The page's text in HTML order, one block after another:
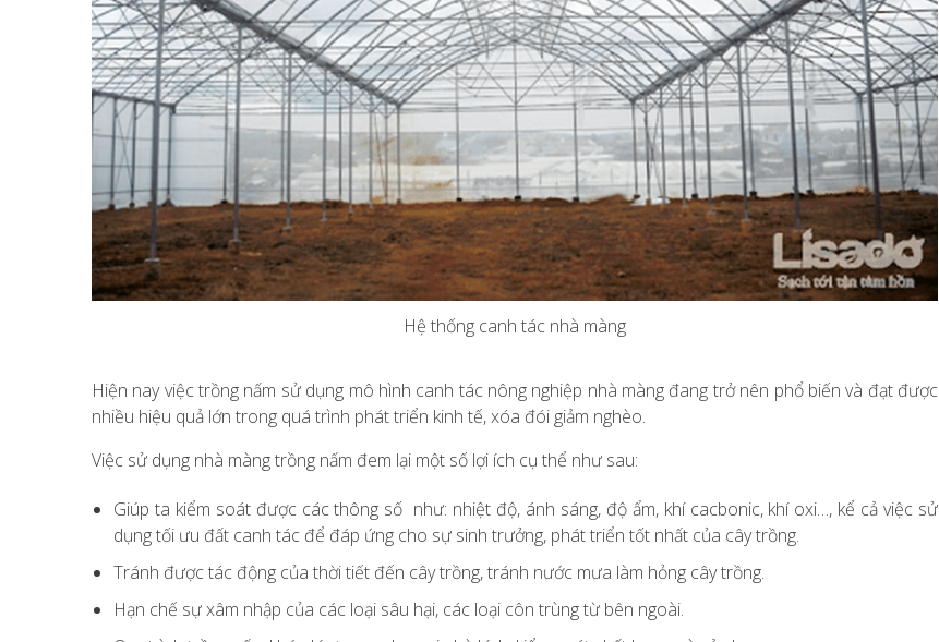
Hệ thống canh tác nhà màng
Hiện nay việc trồng nấm sử dụng mô hình canh tác nông nghiệp nhà màng đang trở nên phổ biến và đạt được
nhiều hiệu quả lớn trong quá trình phát triển kinh tế, xóa đói giảm nghèo.
Việc sử dụng nhà màng trồng nấm đem lại một số lợi ích cụ thể như sau:
Giúp ta kiểm soát được các thông số như: nhiệt độ, ánh sáng, độ ẩm, khí cacbonic, khí oxi…, kể cả việc sử
dụng tối ưu đất canh tác để đáp ứng cho sự sinh trưởng, phát triển tốt nhất của cây trồng.
Tránh được tác động của thời tiết đến cây trồng, tránh nước mưa làm hỏng cây trồng.
Hạn chế sự xâm nhập của các loại sâu hại, các loại côn trùng từ bên ngoài.